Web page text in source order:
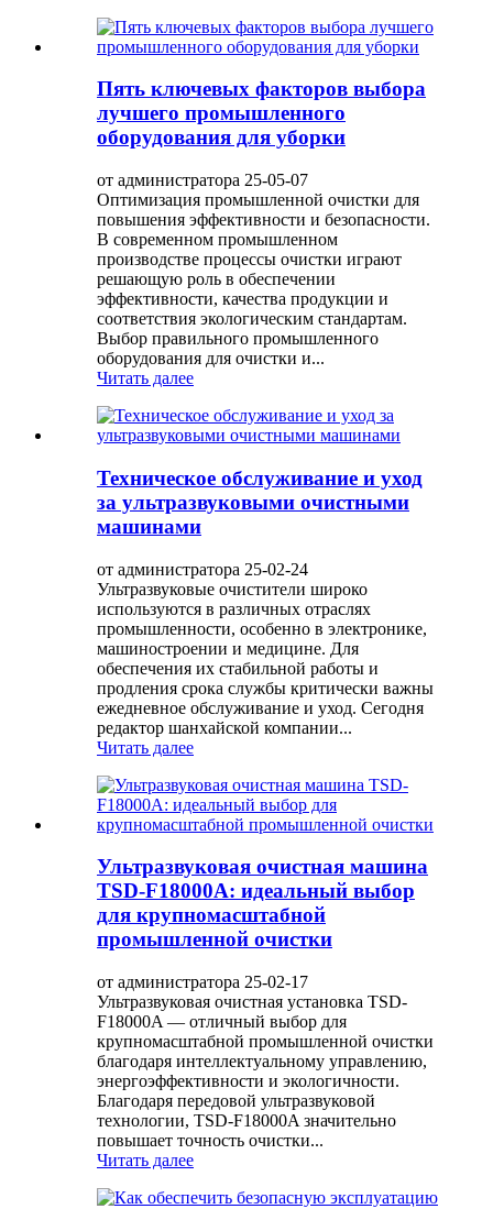
Пять ключевых факторов выбора
лучшего промышленного
оборудования для уборки
от администратора 25-05-07
Оптимизация промышленной очистки для
повышения эффективности и безопасности.
В современном промышленном
производстве процессы очистки играют
решающую роль в обеспечении
эффективности, качества продукции и
соответствия экологическим стандартам.
Выбор правильного промышленного
оборудования для очистки и...
Читать далее
Техническое обслуживание и уход
за ультразвуковыми очистными
машинами
от администратора 25-02-24
Ультразвуковые очистители широко
используются в различных отраслях
промышленности, особенно в электронике,
машиностроении и медицине. Для
обеспечения их стабильной работы и
продления срока службы критически важны
ежедневное обслуживание и уход. Сегодня
редактор шанхайской компании...
Читать далее
Ультразвуковая очистная машина
TSD-F18000A: идеальный выбор
для крупномасштабной
промышленной очистки
от администратора 25-02-17
Ультразвуковая очистная установка TSD-
F18000A — отличный выбор для
крупномасштабной промышленной очистки
благодаря интеллектуальному управлению,
энергоэффективности и экологичности.
Благодаря передовой ультразвуковой
технологии, TSD-F18000A значительно
повышает точность очистки...
Читать далее